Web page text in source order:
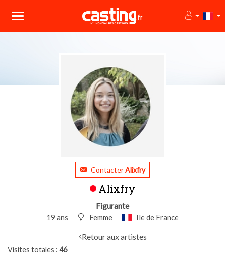
ContacterAlixfry
Alixfry
Figurante
19 ans Femme Ile de France
Retour aux artistes
Visites totales 46